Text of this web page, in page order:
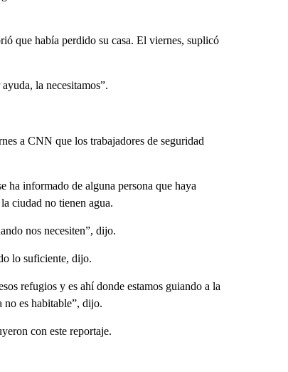
que había perdido su casa. El viernes, suplicó
la necesitamos”.
a CNN que los trabajadores de seguridad
ha informado de alguna persona que haya
ciudad no tienen agua.
nos necesiten”, dijo.
lo suficiente, dijo.
refugios y es ahí donde estamos guiando a la
no es habitable”, dijo.
con este reportaje.